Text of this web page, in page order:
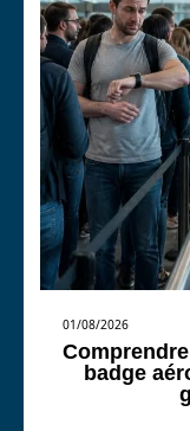
01/08/2026
badge